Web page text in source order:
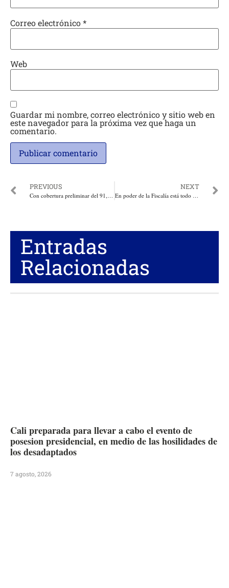
Correo electrónico*
Web
Guardar mi nombre, correo electrónico y sitio web en
este navegador para la próxima vez que haga un
comentario.
PREVIOUS
Con cobertura preliminar del 91,4 % culminó exitosamente el ciclo adicional contra aftosa en la zona de frontera con Venezuela
NEXT
En poder de la Fiscalía está todo el material probatorio del secuestro de los Policías y del canje del Mininterior Alfonso Prada, en San Vicente del Caguán
Entradas
Relacionadas
Cali preparada para llevar a cabo el evento de
posesion presidencial, en medio de las hosilidades de
los desadaptados
7 agosto, 2026